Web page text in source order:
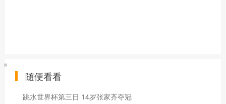
随便看看
跳水世界杯第三日 14岁张家齐夺冠